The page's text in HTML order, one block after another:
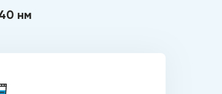
нм